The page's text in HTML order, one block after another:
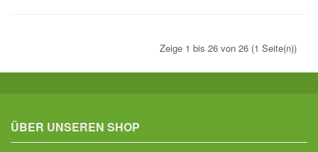
Zeige 1 bis 26 von 26 (1 Seite(n))
ÜBER UNSEREN SHOP